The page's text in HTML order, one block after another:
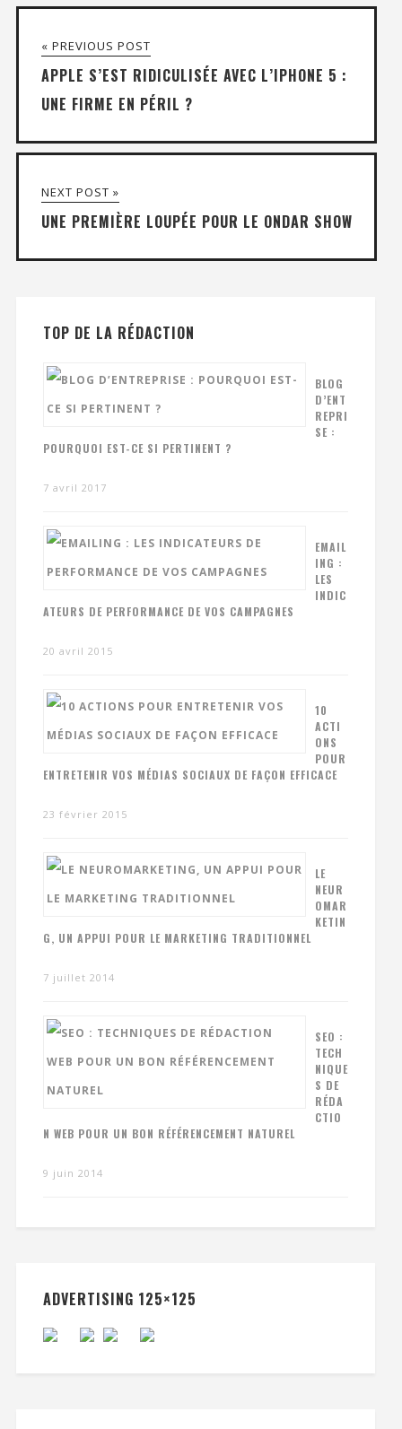
« PREVIOUS POST
APPLE S’EST RIDICULISÉE AVEC L’IPHONE 5 :
UNE FIRME EN PÉRIL ?
NEXT POST »
UNE PREMIÈRE LOUPÉE POUR LE ONDAR SHOW
TOP DE LA RÉDACTION
BLOG
D’ENT
REPRI
SE :
POURQUOI EST-CE SI PERTINENT ?
7 avril 2017
EMAIL
ING :
LES
INDIC
ATEURS DE PERFORMANCE DE VOS CAMPAGNES
20 avril 2015
10
ACTI
ONS
POUR
ENTRETENIR VOS MÉDIAS SOCIAUX DE FAÇON EFFICACE
23 février 2015
LE
NEUR
OMAR
KETIN
G, UN APPUI POUR LE MARKETING TRADITIONNEL
7 juillet 2014
SEO :
TECH
NIQUE
S DE
RÉDA
CTIO
N WEB POUR UN BON RÉFÉRENCEMENT NATUREL
9 juin 2014
ADVERTISING 125×125